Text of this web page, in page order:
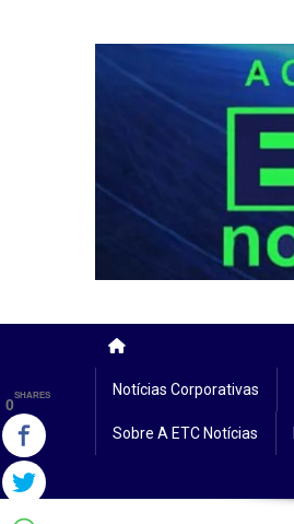
Notícias Corporativas
Sobre A ETC Notícias
0SHARES